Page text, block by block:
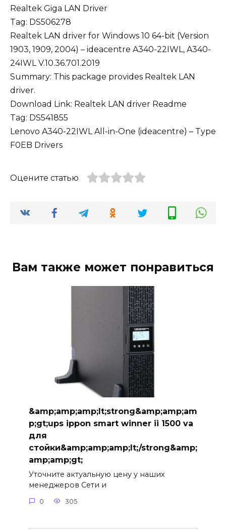
Realtek Giga LAN Driver
Tag: DS506278
Realtek LAN driver for Windows 10 64-bit (Version
1903, 1909, 2004) – ideacentre A340-22IWL, A340-
24IWL V.10.36.701.2019
Summary: This package provides Realtek LAN
driver.
Download Link: Realtek LAN driver Readme
Tag: DS541855
Lenovo A340-22IWL All-in-One (ideacentre) – Type
F0EB Drivers
Оцените статью
Вам также может понравиться
&amp;amp;amp;lt;strong&amp;amp;am
p;gt;ups ippon smart winner ii 1500 va
для
стойки&amp;amp;amp;lt;/strong&amp;
amp;amp;gt;
Уточните актуальную цену у наших
менеджеров Сети и
0 305